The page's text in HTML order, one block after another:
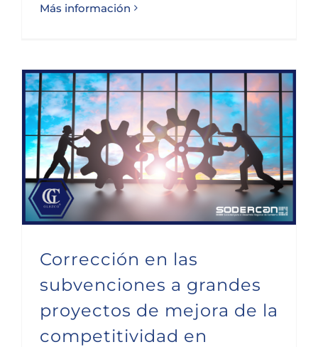
Más información
Corrección en las
subvenciones a grandes
proyectos de mejora de la
competitividad en